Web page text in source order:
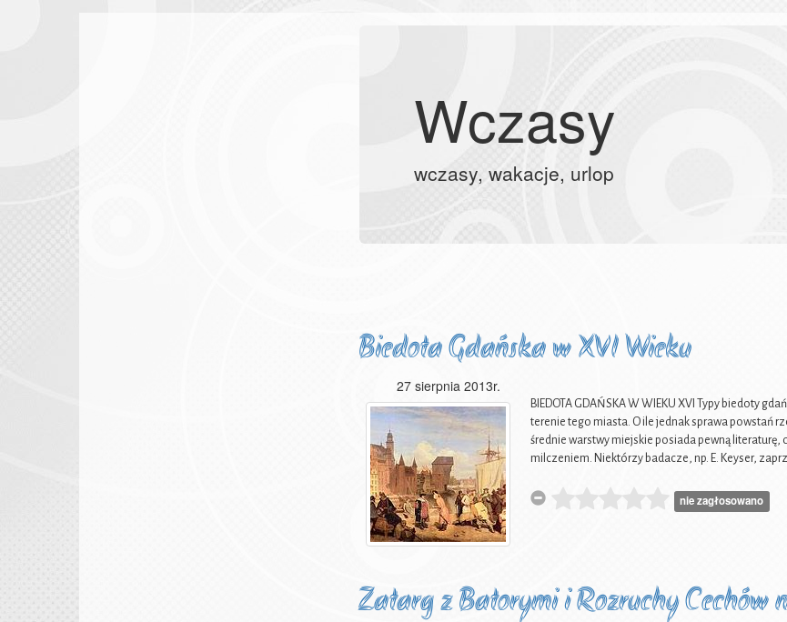
Wczasy
wczasy, wakacje, urlop
Biedota Gdańska w XVI Wieku
27 sierpnia 2013r.
BIEDOTA GDAŃSKA W WIEKU XVI Typy biedoty
terenie tego miasta. O ile jednak sprawa powstań
średnie warstwy miejskie posiada pewną
milczeniem. Niektórzy badacze, np. E. Keyser,
nie zagłosowano
Zatarg z Batorymi i Rozruchy Cechów